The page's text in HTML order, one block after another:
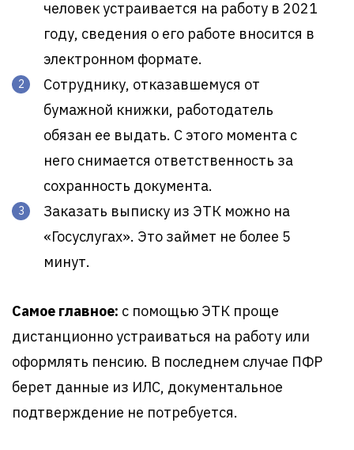
человек устраивается на работу в 2021
году, сведения о его работе вносится в
электронном формате.
Сотруднику, отказавшемуся от
бумажной книжки, работодатель
обязан ее выдать. С этого момента с
него снимается ответственность за
сохранность документа.
Заказать выписку из ЭТК можно на
«Госуслугах». Это займет не более 5
минут.
Самое главное: с помощью ЭТК проще
дистанционно устраиваться на работу или
оформлять пенсию. В последнем случае ПФР
берет данные из ИЛС, документальное
подтверждение не потребуется.